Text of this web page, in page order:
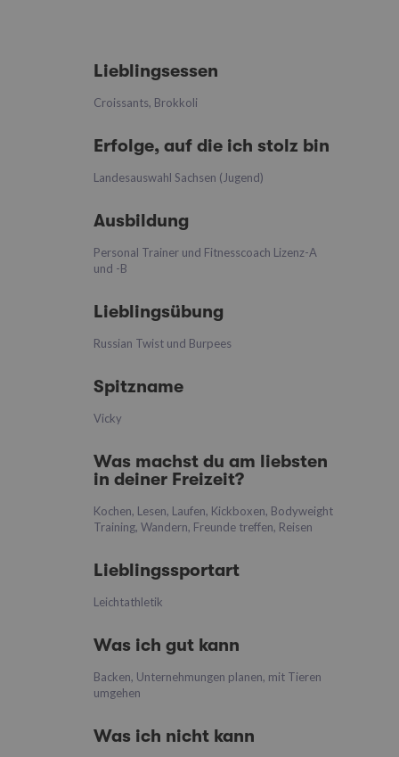
Lieblingsessen
Croissants, Brokkoli
Erfolge, auf die ich stolz bin
Landesauswahl Sachsen (Jugend)
Ausbildung
Personal Trainer und Fitnesscoach Lizenz-A
und -B
Lieblingsübung
Russian Twist und Burpees
Spitzname
Vicky
Was machst du am liebsten
in deiner Freizeit?
Kochen, Lesen, Laufen, Kickboxen, Bodyweight
Training, Wandern, Freunde treffen, Reisen
Lieblingssportart
Leichtathletik
Was ich gut kann
Backen, Unternehmungen planen, mit Tieren
umgehen
Was ich nicht kann